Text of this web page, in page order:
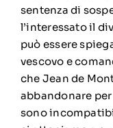
sentenza di
l’interessato il
può essere
vescovo e
che Jean de
abbandonare
sono